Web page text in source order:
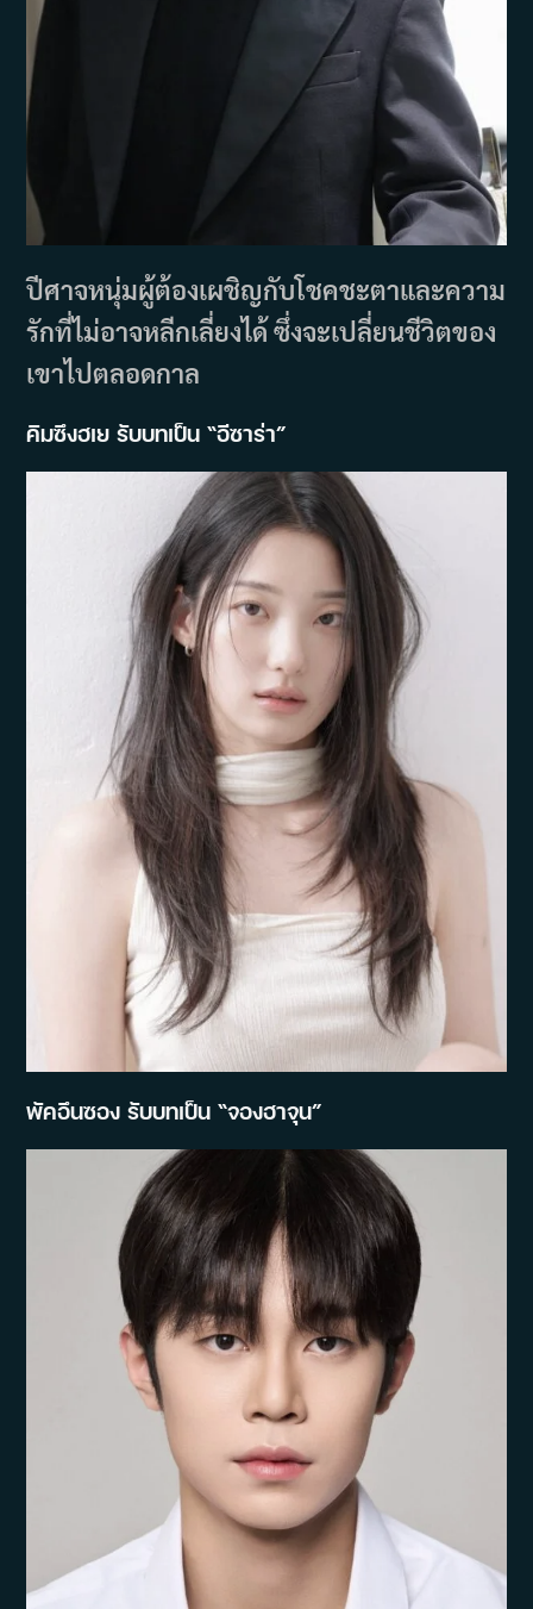
ปีศาจหนุ่มผู้ต้องเผชิญกับโชคชะตาและความ
รักที่ไม่อาจหลีกเลี่ยงได้ ซึ่งจะเปลี่ยนชีวิตของ
เขาไปตลอดกาล
คิมซึงฮเย รับบทเป็น “อีซาร่า”
พัคอึนซอง รับบทเป็น “จองฮาจุน”